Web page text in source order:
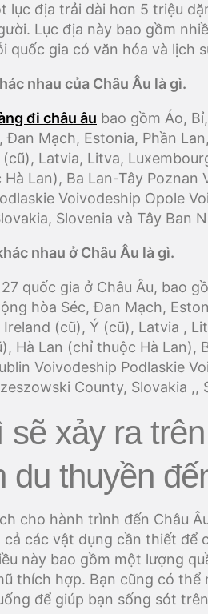
lục địa trải dài hơn 5 triệu
Lục địa này bao gồm
quốc gia có văn hóa và lịch
nhau của Châu Âu là gì.
đi châu âu bao gồm Áo,
Đan Mạch, Estonia, Phần
Latvia, Litva,
Lan), Ba Lan-Tây Poznan
Voivodeship Opole
Slovenia và Tây Ban
nhau ở Châu Âu là gì.
quốc gia ở Châu Âu, bao
hòa Séc, Đan Mạch,
(cũ), Ý (cũ), Latvia ,
Hà Lan (chỉ thuộc Hà Lan),
Voivodeship Podlaskie
County, Slovakia ,,
xảy ra
du thuyền
cho hành trình đến Châu
các vật dụng cần thiết để
này bao gồm một lượng
thích hợp. Bạn cũng có thể
để giúp bạn sống sót